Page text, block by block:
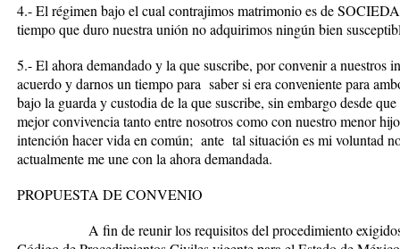
4.- El régimen bajo el cual contrajimos matrimonio es de
tiempo que duro nuestra unión no adquirimos ningún bien
5.- El ahora demandado y la que suscribe, por convenir a nuestros
acuerdo y darnos un tiempo para saber si era conveniente para
bajo la guarda y custodia de la que suscribe, sin embargo desde
mejor convivencia tanto entre nosotros como con nuestro menor
intención hacer vida en común; ante tal situación es mi voluntad
actualmente me une con la ahora demandada.
PROPUESTA DE CONVENIO
A fin de reunir los requisitos del procedimiento exigidos